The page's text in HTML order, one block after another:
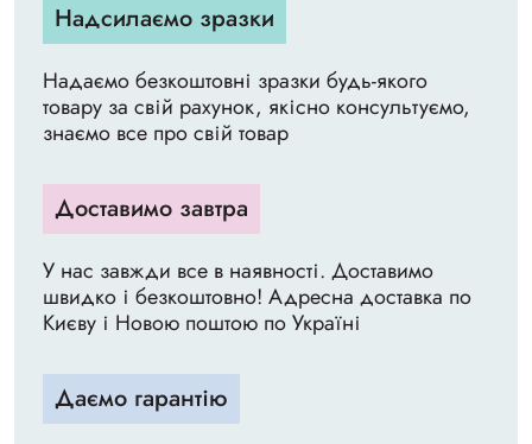
Надсилаємо зразки
Надаємо безкоштовні зразки будь-якого
товару за свій рахунок, якісно консультуємо,
знаємо все про свій товар
Доставимо завтра
У нас завжди все в наявності. Доставимо
швидко і безкоштовно! Адресна доставка по
Києву і Новою поштою по Україні
Даємо гарантію